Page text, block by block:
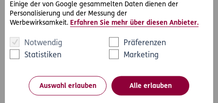
Einige der von Google gesammelten Daten dienen der
Personalisierung und der Messung der
Werbewirksamkeit. Erfahren Sie mehr über diesen Anbieter.
Notwendig
Präferenzen
Statistiken
Marketing
Auswahl erlauben Alle erlauben
Basisabsicherung – dem D.A.S. Profi-Rechtsschutz –
enthalten.